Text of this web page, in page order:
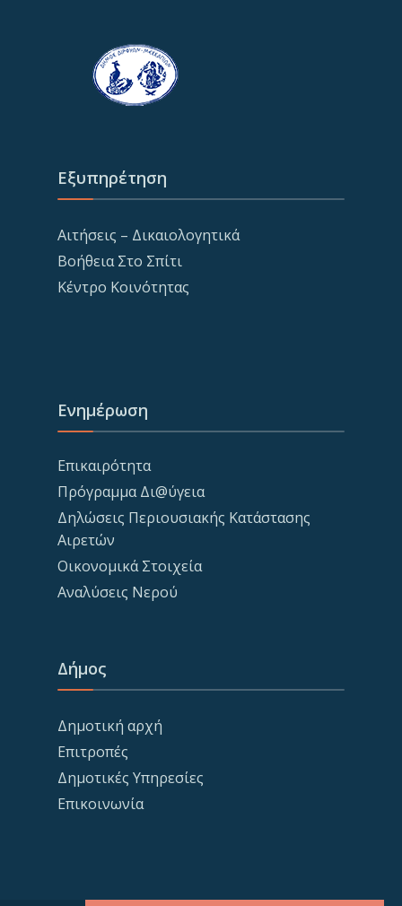
Εξυπηρέτηση
Αιτήσεις – Δικαιολογητικά
Βοήθεια Στο Σπίτι
Κέντρο Κοινότητας
Ενημέρωση
Επικαιρότητα
Πρόγραμμα Δι@ύγεια
Δηλώσεις Περιουσιακής Κατάστασης
Αιρετών
Οικονομικά Στοιχεία
Αναλύσεις Νερού
Δήμος
Δημοτική αρχή
Επιτροπές
Δημοτικές Υπηρεσίες
Επικοινωνία